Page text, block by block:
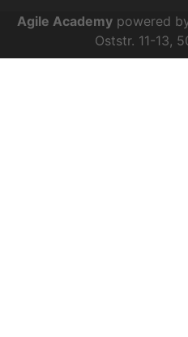
Agile Academy powered
Oststr. 11-13,